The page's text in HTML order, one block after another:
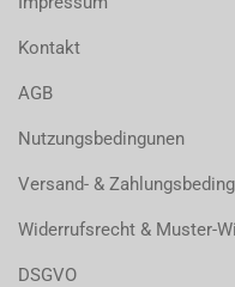
Kontakt
AGB
Nutzungsbedingunen
Versand- &
Widerrufsrecht & Muster-
DSGVO